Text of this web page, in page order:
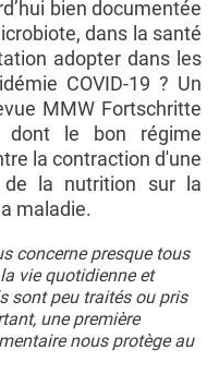
bien documentée
dans la santé
adopter dans les
COVID-19 ? Un
MMW Fortschritte
le bon régime
la contraction d'une
la nutrition sur la
maladie.
concerne presque tous
vie quotidienne et
sont peu traités ou pris
une première
nous protège au